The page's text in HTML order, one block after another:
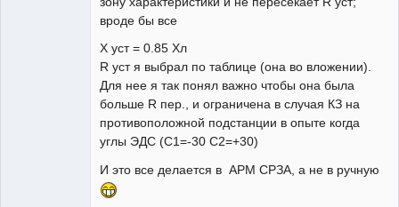
вроде бы все
X уст = 0.85 Xл
R уст я выбрал по таблице (она во вложении).
Для нее я так понял важно чтобы она была
больше R пер., и ограничена в случая КЗ на
противоположной подстанции в опыте когда
углы ЭДС (С1=-30 С2=+30)
И это все делается в АРМ СРЗА, а не в ручную